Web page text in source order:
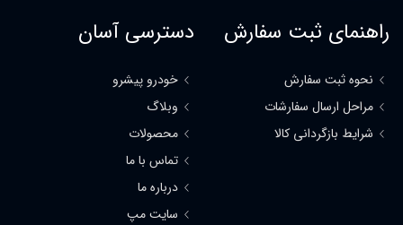
راهنمای ثبت سفارش
نحوه ثبت سفارش
مراحل ارسال سفارشات
شرایط بازگردانی کالا
دسترسی آسان
خودرو پیشرو
وبلاگ
محصولات
تماس با ما
درباره ما
سایت مپ